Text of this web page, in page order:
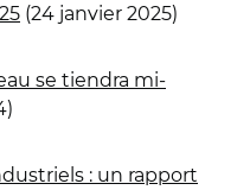
(24 janvier 2025)
se tiendra mi-
: un rapport